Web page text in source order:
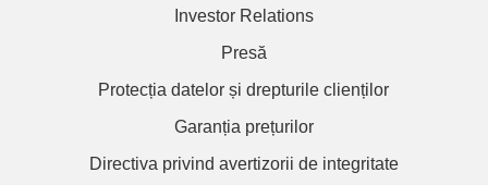
Investor Relations
Presă
Protecția datelor și drepturile clienților
Garanția prețurilor
Directiva privind avertizorii de integritate